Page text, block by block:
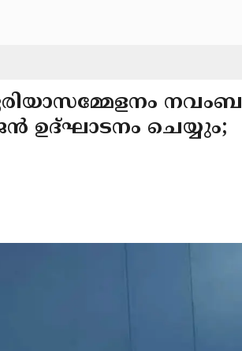
നവംബ
ഉദ്ഘാടനം ചെയ്യും;